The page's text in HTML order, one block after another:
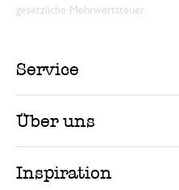
gesetzliche Mehrwertsteuer.
Service
Über uns
Inspiration